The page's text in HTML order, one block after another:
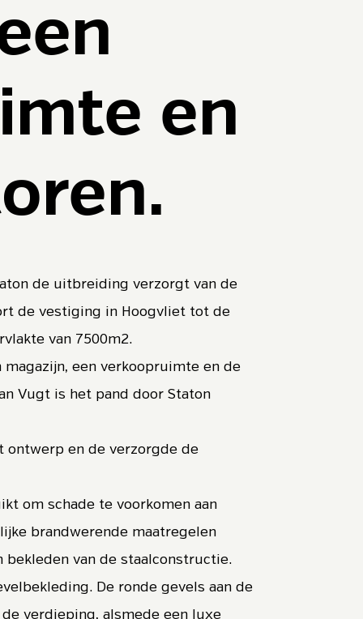
en
de uitbreiding verzorgt van de
de vestiging in Hoogvliet tot de
van 7500m2.
een verkoopruimte en de
Vugt is het pand door Staton
ontwerp en de verzorgde de
om schade te voorkomen aan
brandwerende maatregelen
bekleden van de staalconstructie.
De ronde gevels aan de
verdieping, alsmede een luxe